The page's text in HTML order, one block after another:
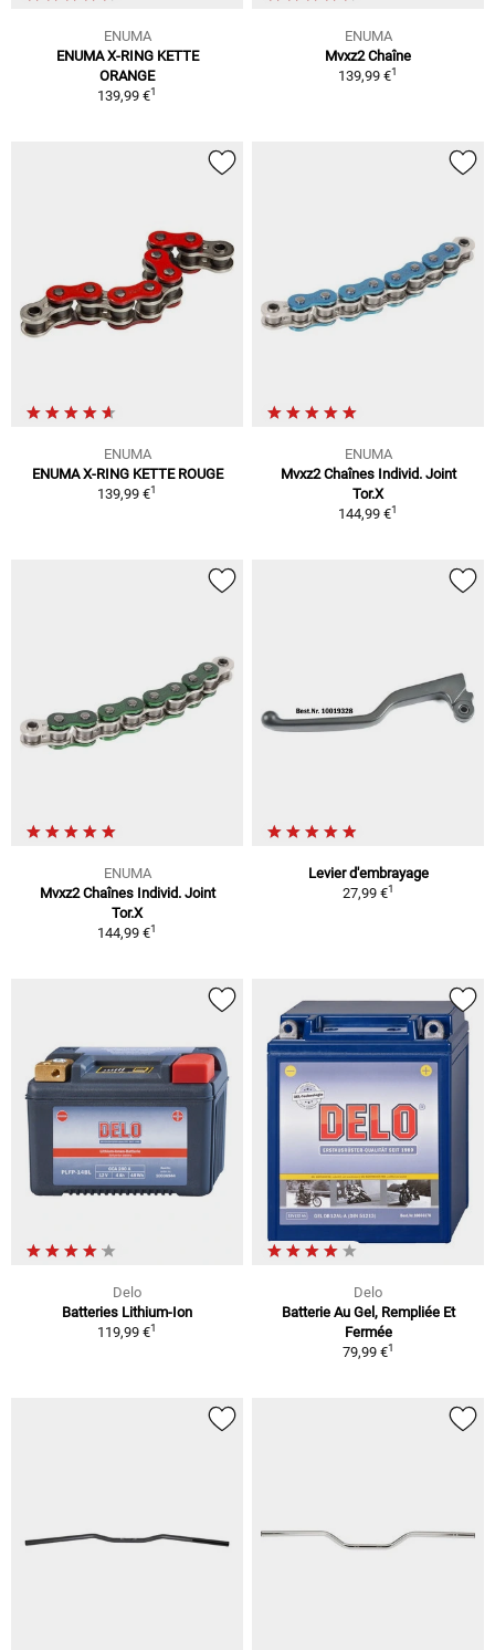
ENUMA
ENUMA X-RING KETTE
ORANGE
139,99 €1
ENUMA
Mvxz2 Chaîne
139,99 €1
ENUMA
ENUMA X-RING KETTE ROUGE
139,99 €1
ENUMA
Mvxz2 Chaînes Individ. Joint
Tor.X
144,99 €1
ENUMA
Mvxz2 Chaînes Individ. Joint
Tor.X
144,99 €1
Levier d'embrayage
27,99 €1
Delo
Batteries Lithium-Ion
119,99 €1
Delo
Batterie Au Gel, Rempliée Et
Fermée
79,99 €1